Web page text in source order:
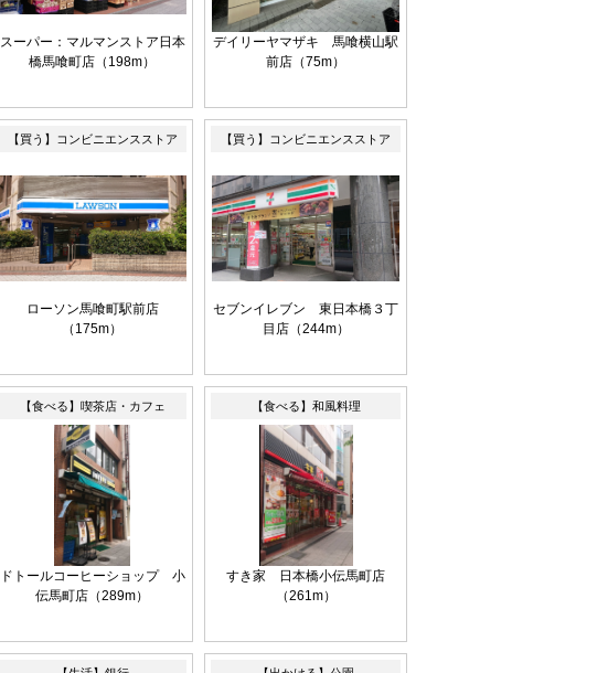
スーパー：マルマンストア日本
橋馬喰町店（198m）
デイリーヤマザキ 馬喰横山駅
前店（75m）
【買う】コンビニエンスストア
ローソン馬喰町駅前店
（175m）
【買う】コンビニエンスストア
セブンイレブン 東日本橋３丁
目店（244m）
【食べる】喫茶店・カフェ
ドトールコーヒーショップ 小
伝馬町店（289m）
【食べる】和風料理
すき家 日本橋小伝馬町店
（261m）